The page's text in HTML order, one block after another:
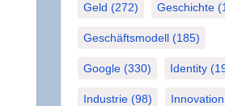
Geld (272) Geschichte
Geschäftsmodell(185)
Google(330) Identity
Industrie(98) Innovation